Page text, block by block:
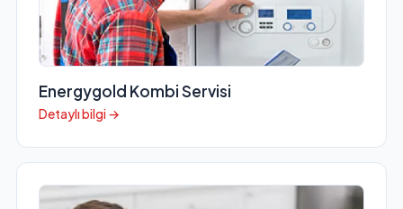
Energygold Kombi Servisi
Detaylı bilgi →